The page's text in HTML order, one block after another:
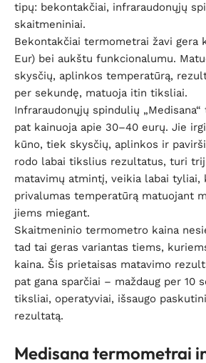
tipų: bekontakčiai, infraraudonųjų
skaitmeniniai.
Bekontakčiai termometrai žavi gera
Eur) bei aukštu funkcionalumu.
skysčių, aplinkos temperatūrą,
per sekundę, matuoja itin tiksliai.
Infraraudonųjų spindulių
pat kainuoja apie 30–40 eurų. Jie
kūno, tiek skysčių, aplinkos ir
rodo labai tikslius rezultatus, turi
matavimų atmintį, veikia labai tyliai,
privalumas temperatūrą matuojant
jiems miegant.
Skaitmeninio termometro kaina
tad tai geras variantas tiems,
kaina. Šis prietaisas matavimo
pat gana sparčiai – maždaug per 10
tiksliai, operatyviai, išsaugo
rezultatą.
Medisana termometrai